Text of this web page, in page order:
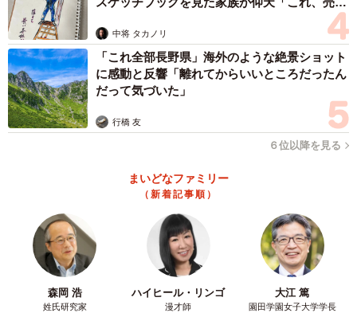
中将 タカノリ
「これ全部長野県」海外のような絶景ショット
に感動と反響「離れてからいいところだったん
だって気づいた」
行橋 友
６位以降を見る
まいどなファミリー
（新着記事順）
森岡 浩
姓氏研究家
ハイヒール・リンゴ
漫才師
大江 篤
園田学園女子大学学長